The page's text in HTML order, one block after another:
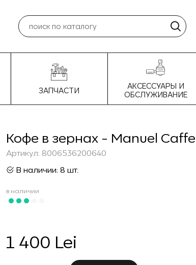
ЗАПЧАСТИ
АКСЕССУАРЫ И
ОБСЛУЖИВАНИЕ
Кофе в зернах - Manuel
Артикул: 8006536200640
В наличии: 8 шт.
в наличии
1 400 Lei